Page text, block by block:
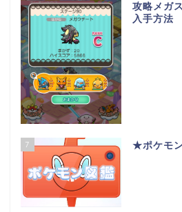
攻略メガ
入手方法
7 ★ポケモ